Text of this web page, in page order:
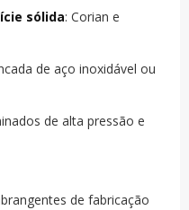
sólida: Corian e
de aço inoxidável ou
de alta pressão e
de fabricação